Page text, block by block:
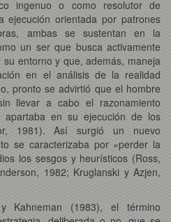
ingenuo o como resolutor de
ejecución orientada por patrones
ambas se sustentan en la
un ser que busca activamente
entorno y que, además, maneja
en el análisis de la realidad
pronto se advirtió que el hombre
llevar a cabo el razonamiento
en su ejecución de los
1981). Así surgió un nuevo
se caracterizaba por «perder la
los sesgos y heurísticos (Ross,
1982; Kruglanski y Azjen,
Kahneman (1983), el término